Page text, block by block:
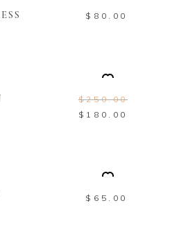
$ 80.00
$250.00
$ 180.00
$ 65.00